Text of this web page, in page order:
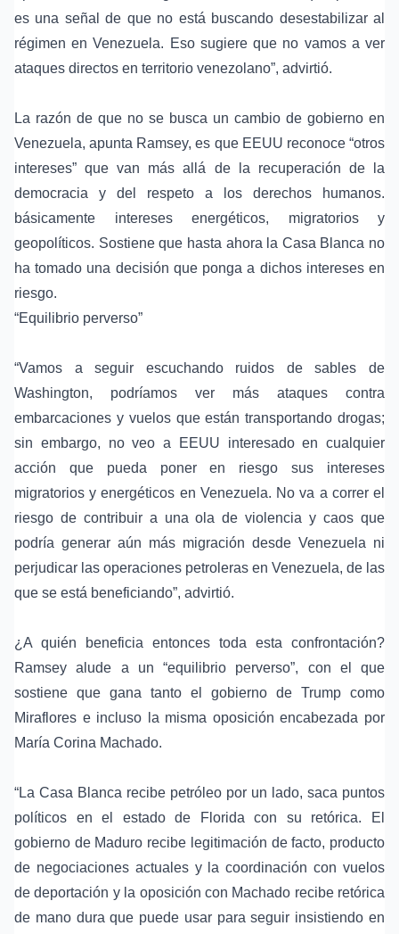
es una señal de que no está buscando desestabilizar al
régimen en Venezuela. Eso sugiere que no vamos a ver
ataques directos en territorio venezolano”, advirtió.
La razón de que no se busca un cambio de gobierno en
Venezuela, apunta Ramsey, es que EEUU reconoce “otros
intereses” que van más allá de la recuperación de la
democracia y del respeto a los derechos humanos.
básicamente intereses energéticos, migratorios y
geopolíticos. Sostiene que hasta ahora la Casa Blanca no
ha tomado una decisión que ponga a dichos intereses en
riesgo.
“Equilibrio perverso”
“Vamos a seguir escuchando ruidos de sables de
Washington, podríamos ver más ataques contra
embarcaciones y vuelos que están transportando drogas;
sin embargo, no veo a EEUU interesado en cualquier
acción que pueda poner en riesgo sus intereses
migratorios y energéticos en Venezuela. No va a correr el
riesgo de contribuir a una ola de violencia y caos que
podría generar aún más migración desde Venezuela ni
perjudicar las operaciones petroleras en Venezuela, de las
que se está beneficiando”, advirtió.
¿A quién beneficia entonces toda esta confrontación?
Ramsey alude a un “equilibrio perverso”, con el que
sostiene que gana tanto el gobierno de Trump como
Miraflores e incluso la misma oposición encabezada por
María Corina Machado.
“La Casa Blanca recibe petróleo por un lado, saca puntos
políticos en el estado de Florida con su retórica. El
gobierno de Maduro recibe legitimación de facto, producto
de negociaciones actuales y la coordinación con vuelos
de deportación y la oposición con Machado recibe retórica
de mano dura que puede usar para seguir insistiendo en